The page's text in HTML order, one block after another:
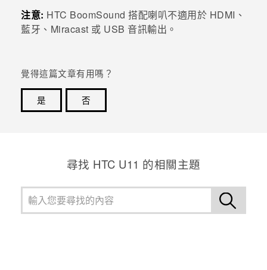
企業採購
VIVELAND
注意: HTC BoomSound 搭配喇叭不適用於 HDMI、
藍牙 、 Miracast 或 USB 音訊輸出。
覺得這篇文章有用嗎？
是
否
尋找 HTC U11 的相關主題